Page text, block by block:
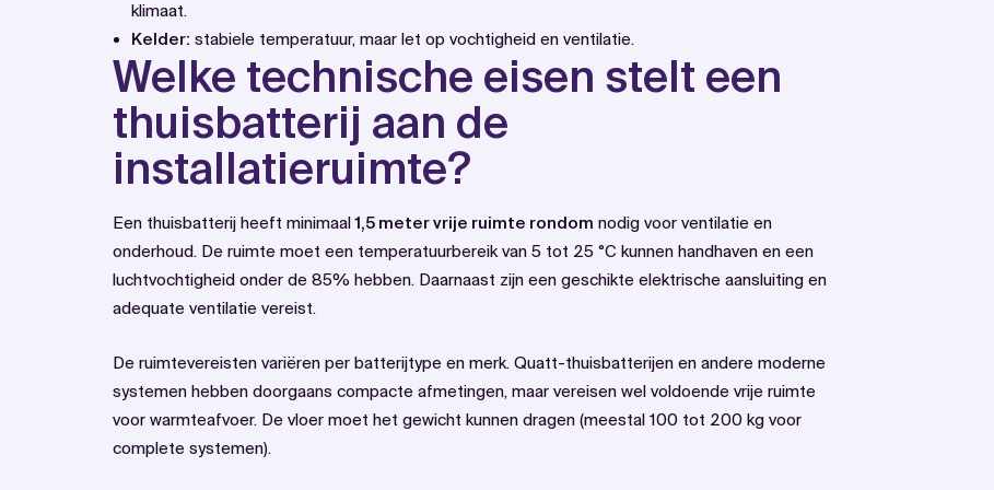
klimaat.
Kelder: stabiele temperatuur, maar let op vochtigheid en ventilatie.
Welke technische eisen stelt een
thuisbatterij aan de
installatieruimte?
Een thuisbatterij heeft minimaal1,5 meter vrije ruimte rondom nodig voor ventilatie en
onderhoud. De ruimte moet een temperatuurbereik van 5 tot 25 °C kunnen handhaven en een
luchtvochtigheid onder de 85% hebben. Daarnaast zijn een geschikte elektrische aansluiting en
adequate ventilatie vereist.
De ruimtevereisten variëren per batterijtype en merk. Quatt-thuisbatterijen en andere moderne
systemen hebben doorgaans compacte afmetingen, maar vereisen wel voldoende vrije ruimte
voor warmteafvoer. De vloer moet het gewicht kunnen dragen (meestal 100 tot 200 kg voor
complete systemen).